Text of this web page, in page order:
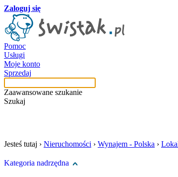
Zaloguj się
Pomoc
Usługi
Moje konto
Sprzedaj
Zaawansowane szukanie
Szukaj
Jesteś tutaj › Nieruchomości › Wynajem - Polska ›
Kategoria nadrzędna